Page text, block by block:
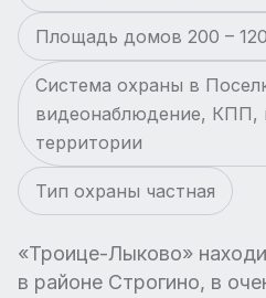
Площадь домов 200 –
Система охраны в
видеонаблюдение, КПП,
территории
Тип охраны частная
«Троице-Лыково»
в районе Строгино, в